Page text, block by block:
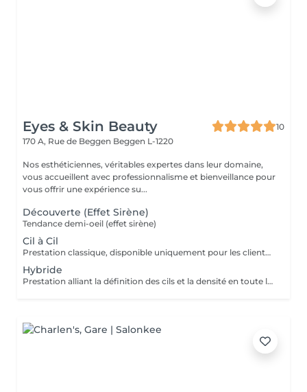
Eyes & Skin Beauty
10
170 A, Rue de Beggen Beggen L-1220
Nos esthéticiennes, véritables expertes dans leur domaine,
vous accueillent avec professionnalisme et bienveillance pour
vous offrir une expérience su...
Découverte (Effet Sirène)
Tendance demi-oeil (effet sirène)
Cil à Cil
Prestation classique, disponible uniquement pour les clientes avec une bonne base de cils naturels
Hybride
Prestation alliant la définition des cils et la densité en toute légèreté.